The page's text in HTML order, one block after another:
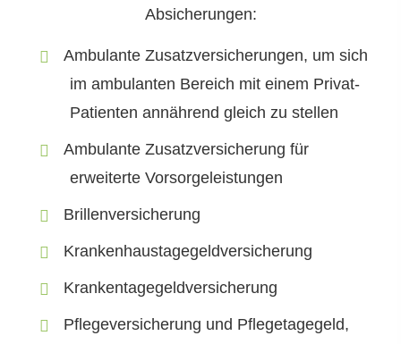
Absicherungen:
Ambulante Zusatzversicherungen, um sich
im ambulanten Bereich mit einem Privat-
Patienten annährend gleich zu stellen
Ambulante Zusatzversicherung für
erweiterte Vorsorgeleistungen
Brillenversicherung
Krankenhaustagegeldversicherung
Krankentagegeldversicherung
Pflege­ver­si­che­rung und Pflegetagegeld,